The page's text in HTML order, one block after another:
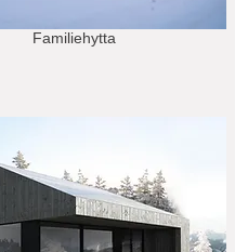
Familiehytta